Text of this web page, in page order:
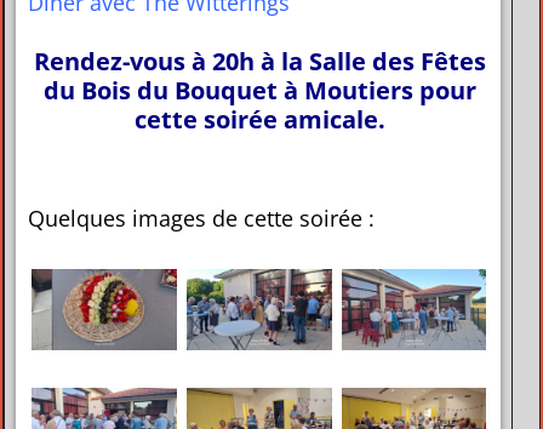
Rendez-vous à 20h à la Salle des Fêtes
du Bois du Bouquet à Moutiers pour
cette soirée amicale.
Quelques images de cette soirée :